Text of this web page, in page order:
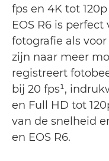
fps en 4K tot
EOS R6 is
fotografie als
zijn naar meer
registreert
bij 20 fps¹,
en Full HD tot
van de snelheid
en EOS R6.